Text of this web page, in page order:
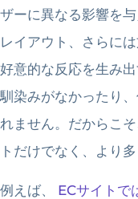
ザーに異なる影響を
レイアウト、さらに
好意的な反応を生み
馴染みがなかったり
れません。だからこ
トだけでなく、より
例えば、 ECサイトで